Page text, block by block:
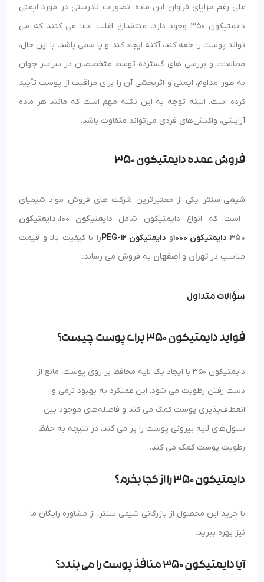
علی رغم مزایای فراوان این ماده، تصورات نادرستی در مورد ایمنی
دایمتیکون 350 وجود دارد. منتقدان اغلب ادعا می کنند که می
تواند پوست را خفه کند، آکنه ایجاد کند و یا سمی باشد. با این حال،
مطالعات و بررسی های گسترده توسط متخصصان در سراسر جهان
به طور مداوم، ایمنی و اثربخشی آن را برای مراقبت از پوست تأیید
کرده است. البته توجه به این نکته مهم است که مانند هر ماده
آرایشی، واکنش‌های فردی می‌تواند متفاوت باشد.
فروش عمده دایمتیکون 350
شیمی سنتر یکی از معتبرترین شرکت های فروش مواد شیمیای
است که انواع دایمتیکون شامل دایمتیکون 100 ، دایمتیکون
350،دایمتیکون 1000 و دایمتیکون PEG-12
را با کیفیت بالا و قیمت
مناسب در تهران و اصفهان به فروش می رساند.
سؤالات متداول
فواید دایمتیکون 350 برای پوست چیست؟
دایمتیکون 350 با ایجاد یک لایه محافظ بر روی پوست، مانع از
دست رفتن رطوبت می شود. این عملکرد به بهبود نرمی و
انعطاف‌پذیری پوست کمک می‌ کند و فاصله‌های موجود بین
سلول‌های لایه بیرونی پوست را پر می‌ کند، در نتیجه به حفظ
رطوبت پوست کمک می‌ کند​​.
دایمتیکون 350 را از کجا بخرم؟
با خرید این محصول از بازرگانی شیمی سنتر، از مشاوره رایگان ما
نیز بهره ببرید.
آیا دایمتیکون 350 منافذ پوست را می‌ بندد؟